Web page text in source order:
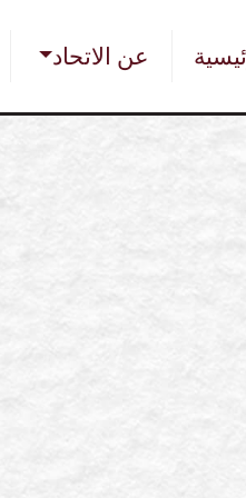
Main
عن الاتحاد